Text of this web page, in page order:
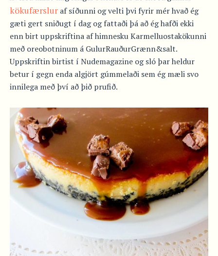
kökufærslur af síðunni og velti þvi fyrir mér hvað ég
gæti gert sniðugt í dag og fattaði þá að ég hafði ekki
enn birt uppskriftina af himnesku Karmelluostakökunni
með oreobotninum á GulurRauðurGrænn&salt.
Uppskriftin birtist í Nudemagazine og sló þar heldur
betur í gegn enda algjört gúmmelaði sem ég mæli svo
innilega með því að þið prufið.